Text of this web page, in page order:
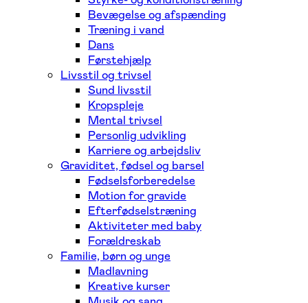
Bevægelse og afspænding
Træning i vand
Dans
Førstehjælp
Livsstil og trivsel
Sund livsstil
Kropspleje
Mental trivsel
Personlig udvikling
Karriere og arbejdsliv
Graviditet, fødsel og barsel
Fødselsforberedelse
Motion for gravide
Efterfødselstræning
Aktiviteter med baby
Forældreskab
Familie, børn og unge
Madlavning
Kreative kurser